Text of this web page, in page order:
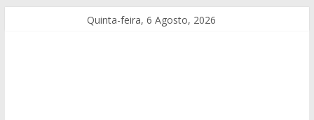
Quinta-feira, 6 Agosto, 2026